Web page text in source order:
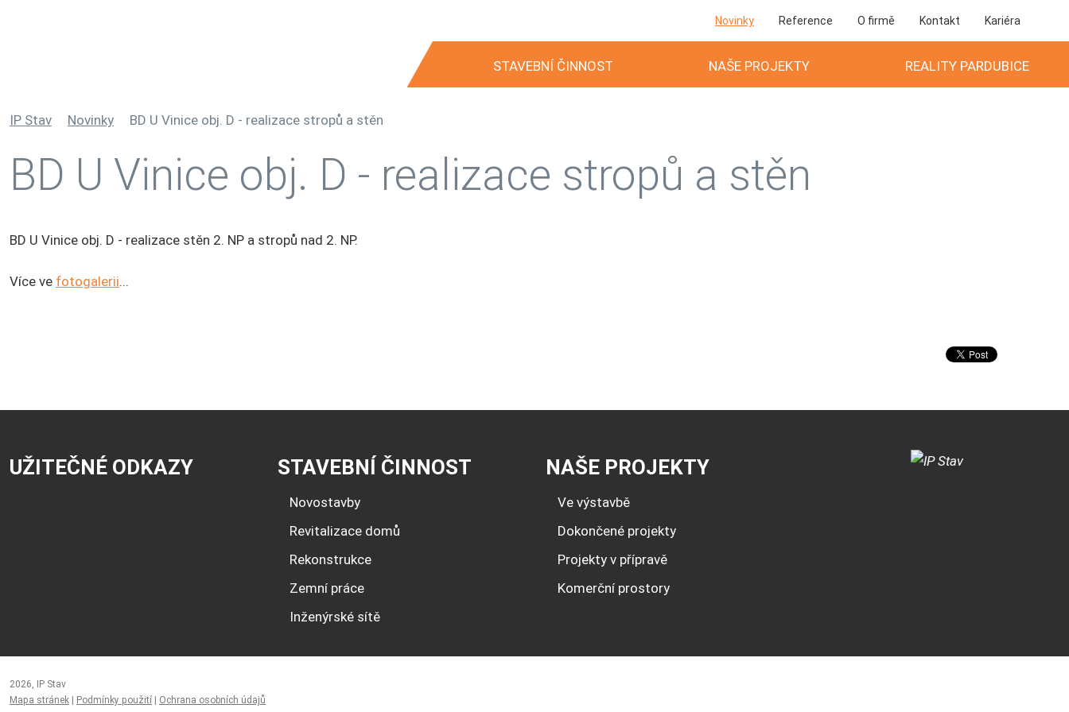
Novinky Reference O firmě Kontakt Kariéra
STAVEBNÍ ČINNOST NAŠE PROJEKTY REALITY PARDUBICE
IP Stav Novinky BD U Vinice obj. D - realizace stropů a stěn
BD U Vinice obj. D - realizace stropů a stěn
BD U Vinice obj. D - realizace stěn 2. NP a stropů nad 2. NP.
Více ve fotogalerii...
UŽITEČNÉ ODKAZY STAVEBNÍ ČINNOST
Novostavby
Revitalizace domů
Rekonstrukce
Zemní práce
Inženýrské sítě
NAŠE PROJEKTY
Ve výstavbě
Dokončené projekty
Projekty v přípravě
Komerční prostory
2026, IP Stav
Mapa stránek| Podmínky použití Ochrana osobních údajů